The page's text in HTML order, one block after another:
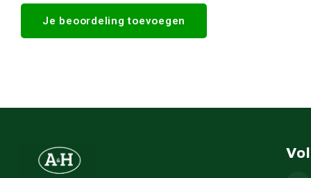
Je beoordeling toevoegen